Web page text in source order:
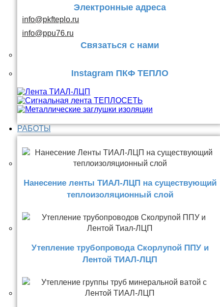
Электронные адреса
info@pkfteplo.ru
info@ppu76.ru
Связаться с нами
Instagram ПКФ ТЕПЛО
РАБОТЫ
Нанесение ленты ТИАЛ-ЛЦП на существующий
теплоизоляционный слой
Утепление трубопровода Скорлупой ППУ и
Лентой ТИАЛ-ЛЦП